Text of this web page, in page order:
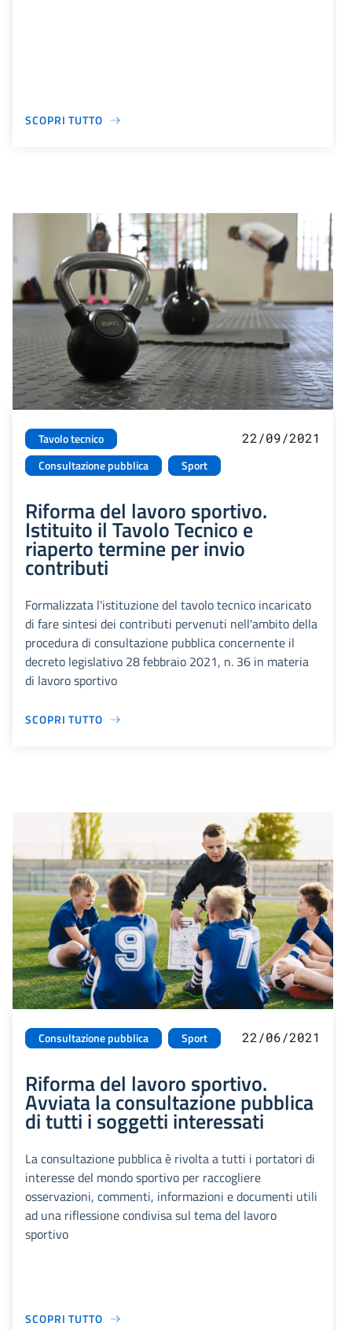
SCOPRI TUTTO
Tavolo tecnico
Consultazione pubblica
Sport
22/09/2021
Riforma del lavoro sportivo.
Istituito il Tavolo Tecnico e
riaperto termine per invio
contributi
Formalizzata l'istituzione del tavolo tecnico incaricato
di fare sintesi dei contributi pervenuti nell'ambito della
procedura di consultazione pubblica concernente il
decreto legislativo 28 febbraio 2021, n. 36 in materia
di lavoro sportivo
SCOPRI TUTTO
Consultazione pubblica Sport 22/06/2021
Riforma del lavoro sportivo.
Avviata la consultazione pubblica
di tutti i soggetti interessati
La consultazione pubblica è rivolta a tutti i portatori di
interesse del mondo sportivo per raccogliere
osservazioni, commenti, informazioni e documenti utili
ad una riflessione condivisa sul tema del lavoro
sportivo
SCOPRI TUTTO